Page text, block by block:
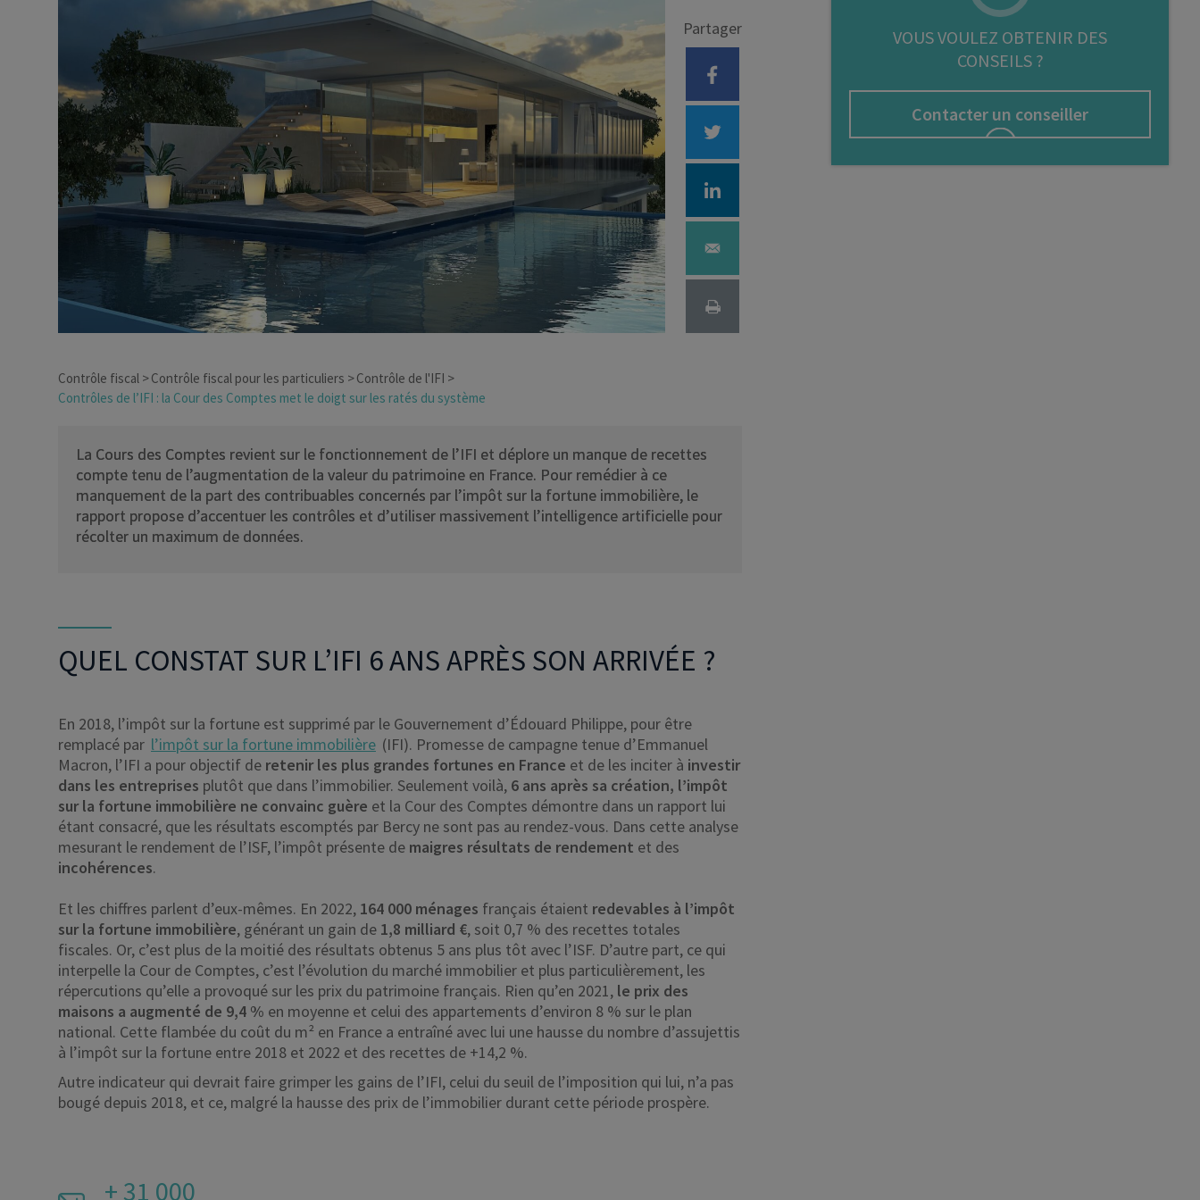
Conseils fiscalité d’entreprise
Déficit foncier
Loi Pinel
Anciens dispositifs
Investissement locatif
Partager
Contrôle fiscal Contrôle fiscal pour les particuliers
Contrôle de l'IFI
Contrôles de l’IFI : la Cour des Comptes met le doigt sur les ratés du système
La Cours des Comptes revient sur le fonctionnement de l’IFI et déplore un manque de recettes
compte tenu de l’augmentation de la valeur du patrimoine en France. Pour remédier à ce
manquement de la part des contribuables concernés par l’impôt sur la fortune immobilière, le
rapport propose d’accentuer les contrôles et d’utiliser massivement l’intelligence artificielle pour
récolter un maximum de données.
QUEL CONSTAT SUR L’IFI 6 ANS APRÈS SON ARRIVÉE ?
En 2018, l’impôt sur la fortune est supprimé par le Gouvernement d’Édouard Philippe, pour être
remplacé par l’impôt sur la fortune immobilière (IFI). Promesse de campagne tenue d’Emmanuel
Macron, l’IFI a pour objectif de retenir les plus grandes fortunes en France et de les inciter à investir
dans les entreprises plutôt que dans l’immobilier. Seulement voilà, 6 ans après sa création, l’impôt
sur la fortune immobilière ne convainc guère et la Cour des Comptes démontre dans un rapport lui
étant consacré, que les résultats escomptés par Bercy ne sont pas au rendez-vous. Dans cette analyse
mesurant le rendement de l’ISF, l’impôt présente de maigres résultats de rendement et des
incohérences.
Et les chiffres parlent d’eux-mêmes. En 2022, 164 000 ménages français étaient redevables à l’impôt
sur la fortune immobilière, générant un gain de 1,8 milliard €, soit 0,7 % des recettes totales
fiscales. Or, c’est plus de la moitié des résultats obtenus 5 ans plus tôt avec l’ISF. D’autre part, ce qui
interpelle la Cour de Comptes, c’est l’évolution du marché immobilier et plus particulièrement, les
répercutions qu’elle a provoqué sur les prix du patrimoine français. Rien qu’en 2021, le prix des
maisons a augmenté de 9,4 % en moyenne et celui des appartements d’environ 8 % sur le plan
national. Cette flambée du coût du m² en France a entraîné avec lui une hausse du nombre d’assujettis
à l’impôt sur la fortune entre 2018 et 2022 et des recettes de +14,2 %.
Autre indicateur qui devrait faire grimper les gains de l’IFI, celui du seuil de l’imposition qui lui, n’a pas
bougé depuis 2018, et ce, malgré la hausse des prix de l’immobilier durant cette période prospère.
+ 31 000
VOUS VOULEZ OBTENIR DES
CONSEILS ?
Contacter un conseiller